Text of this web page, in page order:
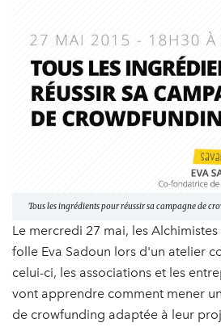
Tous les ingrédients pour réussir sa campagne de
Le mercredi 27 mai, les
folle Eva Sadoun lors d'un atelier
celui-ci, les associations et les
vont apprendre comment mener
de crowfunding adaptée à leur